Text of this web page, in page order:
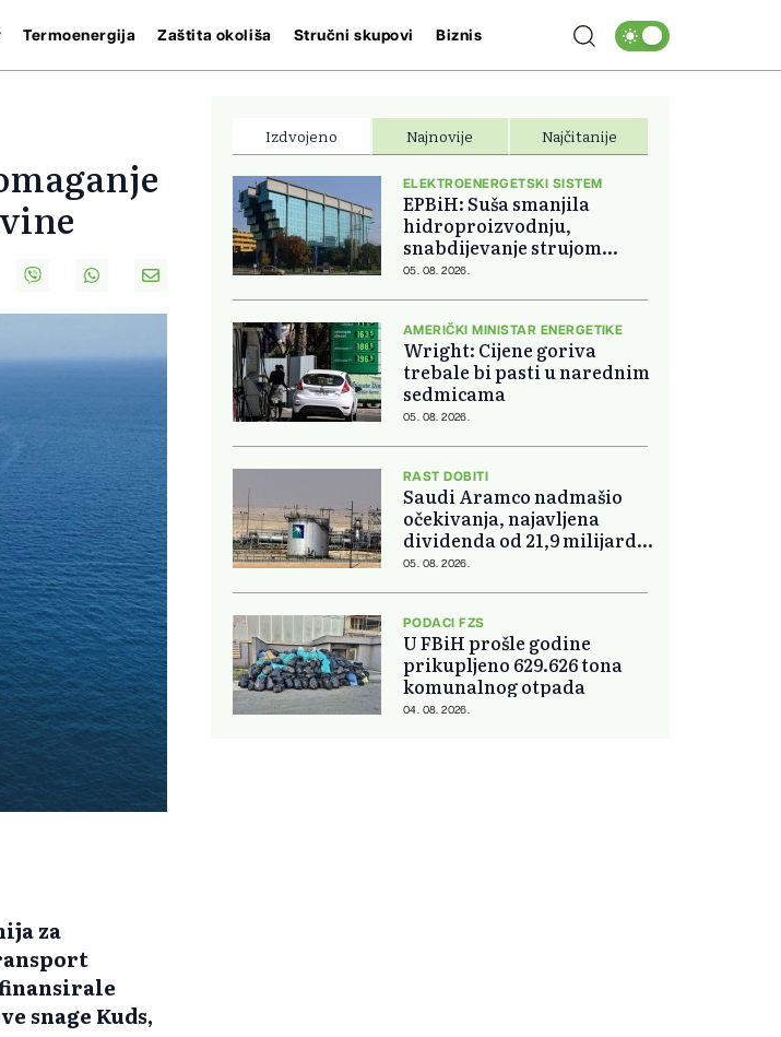
Termoenergija Zaštita okoliša Stručni skupovi Biznis
za
snage Kuds,
Izdvojeno Najnovije Najčitanije
ELEKTROENERGETSKI SISTEM
EPBiH: Suša smanjila
hidroproizvodnju,
snabdijevanje strujom
ostaje stabilno
05. 08. 2026.
AMERIČKI MINISTAR ENERGETIKE
Wright: Cijene goriva
trebale bi pasti u narednim
sedmicama
05. 08. 2026.
RAST DOBITI
Saudi Aramco nadmašio
očekivanja, najavljena
dividenda od 21,9 milijardi
dolara
05. 08. 2026.
PODACI FZS
U FBiH prošle godine
prikupljeno 629.626 tona
komunalnog otpada
04. 08. 2026.